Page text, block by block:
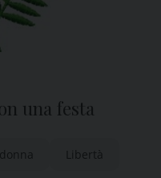
una festa
Libertà